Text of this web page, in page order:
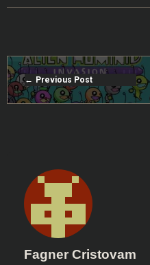
Previous Post
Fagner Cristovam